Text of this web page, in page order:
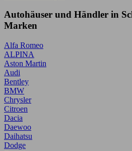
Autohäuser und Händler in
Marken
Alfa Romeo
ALPINA
Aston Martin
Audi
Bentley
BMW
Chrysler
Citroen
Dacia
Daewoo
Daihatsu
Dodge